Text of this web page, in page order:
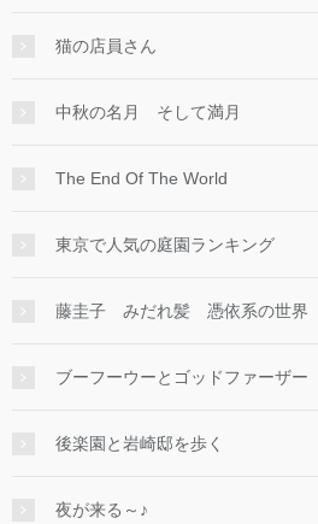
猫の店員さん
中秋の名月 そして満月
The End Of The World
東京で人気の庭園ランキング
藤圭子 みだれ髪 憑依系の世界
ブーフーウーとゴッドファーザー
後楽園と岩崎邸を歩く
夜が来る～♪